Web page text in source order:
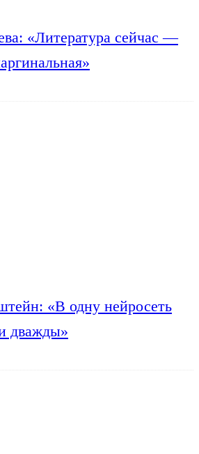
«Литература сейчас —
«В одну нейросеть
дважды»